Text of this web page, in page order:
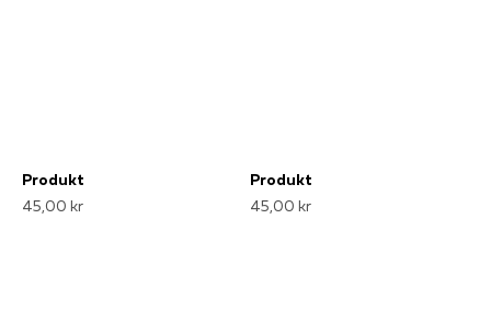
Produkt
45,00 kr
Produkt
45,00 kr